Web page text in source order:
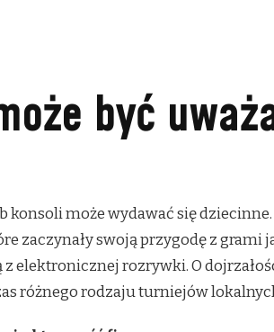
być
konsoli może wydawać się
zaczynały swoją przygodę z
elektronicznej rozrywki. O
różnego rodzaju turniejów